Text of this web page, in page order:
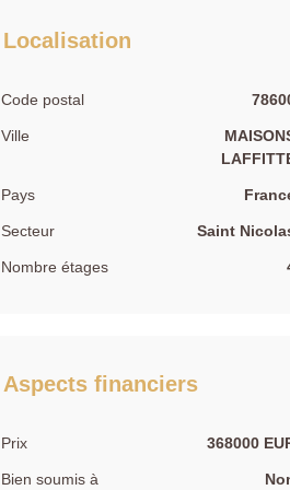
Localisation
Code postal
Ville
Pays
Secteur Saint
Nombre étages
Aspects financiers
Prix 368000
Bien soumis à